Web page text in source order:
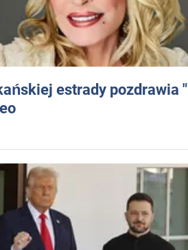
estrady pozdrawia